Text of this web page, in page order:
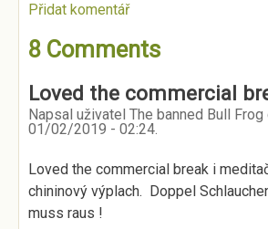
Přidat komentář
8 Comments
Loved the commercial
Napsal uživatel The banned Bull Frog
01/02/2019 - 02:24.
Loved the commercial break i
chininový výplach. Doppel
muss raus !